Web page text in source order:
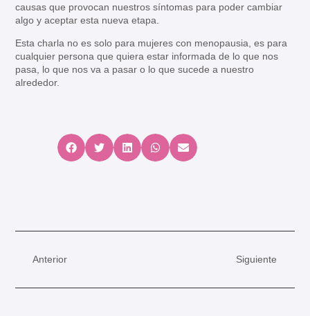
causas que provocan nuestros síntomas para poder cambiar
algo y aceptar esta nueva etapa.
Esta charla no es solo para mujeres con menopausia, es para
cualquier persona que quiera estar informada de lo que nos
pasa, lo que nos va a pasar o lo que sucede a nuestro
alrededor.
Anterior Siguiente